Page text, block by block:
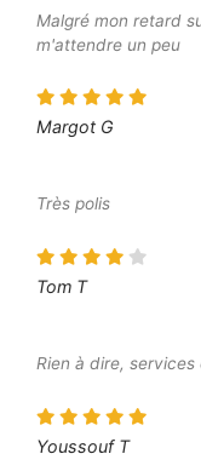
Malgré mon retard
m'attendre un peu
Margot G
Très polis
Tom T
Rien à dire, services
Youssouf T